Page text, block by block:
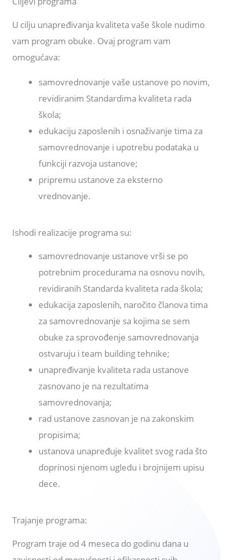
U cilju unapređivanja kvaliteta vaše škole nudimo
vam program obuke. Ovaj program vam
omogućava:
samovrednovanje vaše ustanove po novim,
revidiranim Standardima kvaliteta rada
škola;
edukaciju zaposlenih i osnaživanje tima za
samovrednovanje i upotrebu podataka u
funkciji razvoja ustanove;
pripremu ustanove za eksterno
vrednovanje.
Ishodi realizacije programa su:
samovrednovanje ustanove vrši se po
potrebnim procedurama na osnovu novih,
revidiranih Standarda kvaliteta rada škola;
edukacija zaposlenih, naročito članova tima
za samovrednovanje sa kojima se sem
obuke za sprovođenje samovrednovanja
ostvaruju i team building tehnike;
unapređivanje kvaliteta rada ustanove
zasnovano je na rezultatima
samovrednovanja;
rad ustanove zasnovan je na zakonskim
propisima;
ustanova unapređuje kvalitet svog rada što
doprinosi njenom ugledu i brojnijem upisu
dece.
Trajanje programa:
Program traje od 4 meseca do godinu dana u